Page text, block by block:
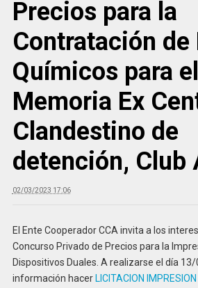
Precios para la
Contratación de
Químicos para
Memoria Ex
Clandestino de
detención, Club
02/03/2023 17:06
El Ente Cooperador CCA invita a los
Concurso Privado de Precios para la
Dispositivos Duales. A realizarse el día
información hacer LICITACION